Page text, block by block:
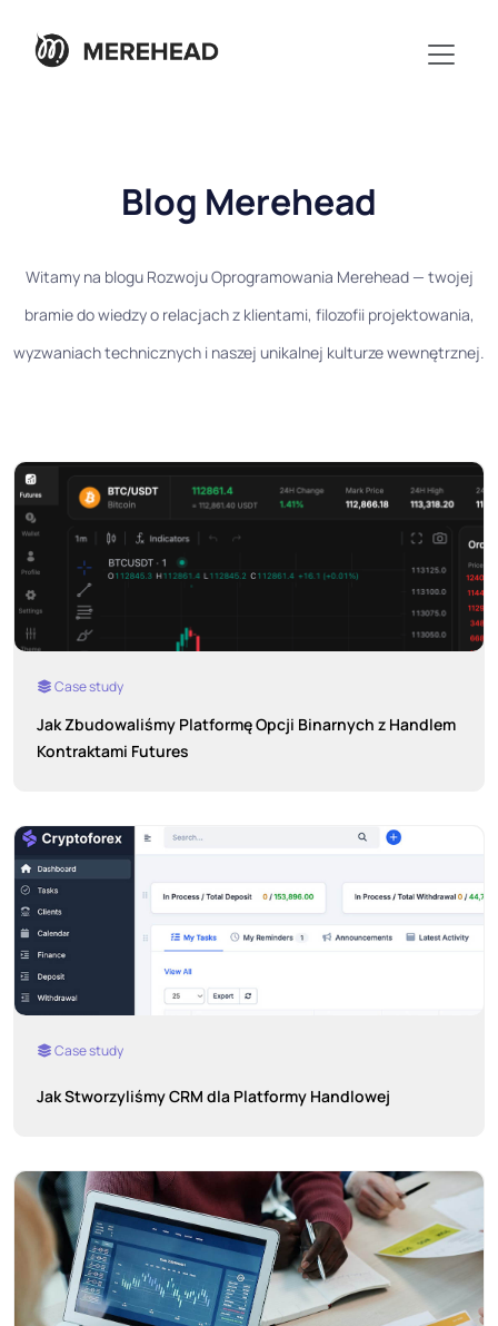
Blog Merehead
Witamy na blogu Rozwoju Oprogramowania Merehead — twojej
bramie do wiedzy o relacjach z klientami, filozofii projektowania,
wyzwaniach technicznych i naszej unikalnej kulturze wewnętrznej.
Case study
Jak Zbudowaliśmy Platformę Opcji Binarnych z Handlem
Kontraktami Futures
Case study
Jak Stworzyliśmy CRM dla Platformy Handlowej